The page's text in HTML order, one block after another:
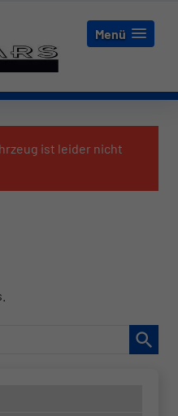
Menü
ist leider nicht